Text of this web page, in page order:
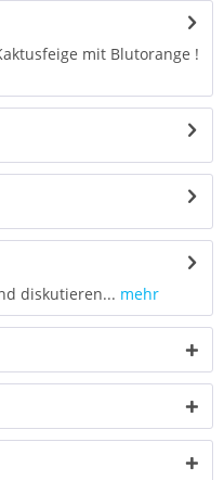
mit Blutorange !
diskutieren... mehr